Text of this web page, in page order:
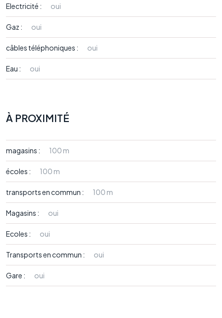
Electricité : oui
Gaz : oui
câbles téléphoniques : oui
Eau : oui
À PROXIMITÉ
magasins : 100 m
écoles : 100 m
transports en commun : 100 m
Magasins : oui
Ecoles : oui
Transports en commun : oui
Gare : oui